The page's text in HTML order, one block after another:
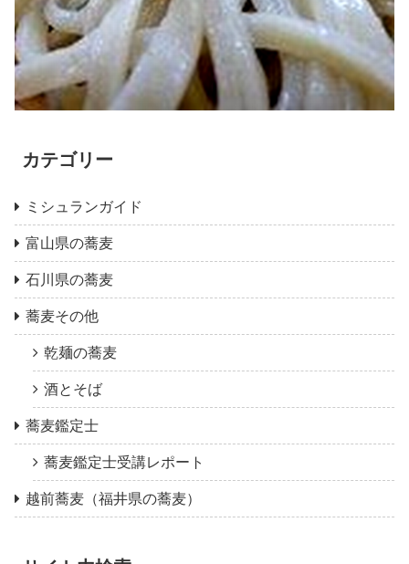
カテゴリー
ミシュランガイド
富山県の蕎麦
石川県の蕎麦
蕎麦その他
乾麺の蕎麦
酒とそば
蕎麦鑑定士
蕎麦鑑定士受講レポート
越前蕎麦（福井県の蕎麦）